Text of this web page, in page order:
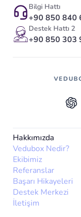
Hakkımızda
Vedubox Nedir?
Ekibimiz
Referanslar
Başarı Hikayeleri
Destek Merkezi
İletişim
Bilgi Hattı
+90 850 840
Destek Hattı 2
+90 850 303